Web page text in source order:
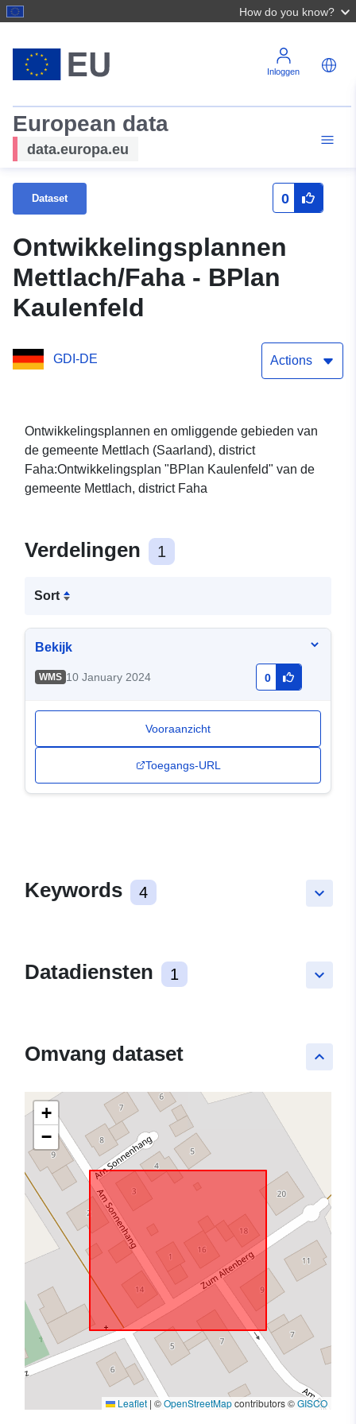
How do you know?
Inloggen
European data
data.europa.eu
Dataset 0
Ontwikkelingsplannen
Mettlach/Faha - BPlan
Kaulenfeld
GDI-DE Actions
Ontwikkelingsplannen en omliggende gebieden van
de gemeente Mettlach (Saarland), district
Faha:Ontwikkelingsplan "BPlan Kaulenfeld" van de
gemeente Mettlach, district Faha
Verdelingen 1
Sort
Bekijk
WMS 10 January 2024 0
Vooraanzicht
Toegangs-URL
keyboard_arrow_down
Keywords 4
keyboard_arrow_down
Datadiensten 1
keyboard_arrow_up
Omvang dataset
+
−
Leaflet | ©OpenStreetMapcontributors ©GISCO